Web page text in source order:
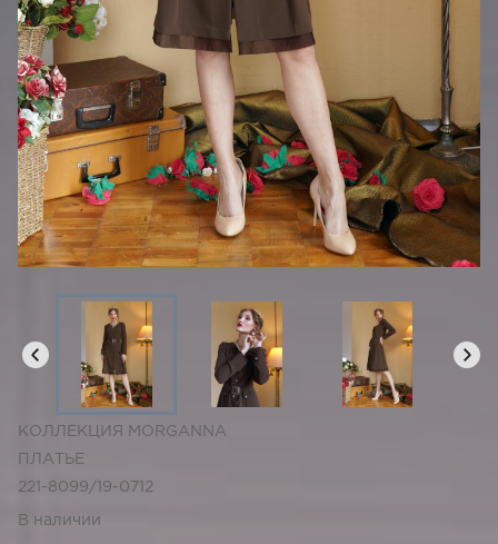
КОЛЛЕКЦИЯ MORGANNA
ПЛАТЬЕ
221-8099/19-0712
В наличии